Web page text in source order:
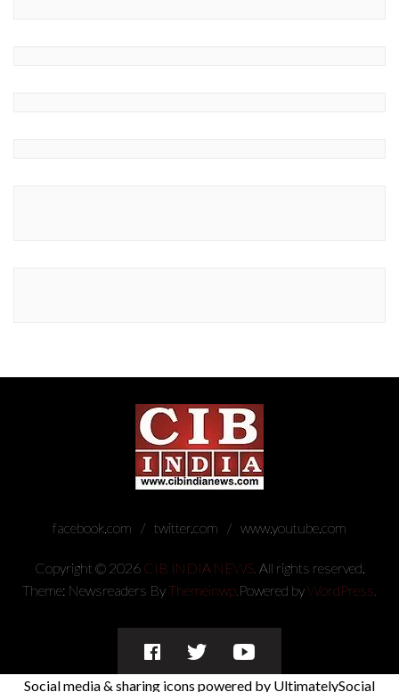
facebook.com twitter.com www.youtube.com
Copyright © 2026 CIB INDIA NEWS. All rights reserved.
Theme: Newsreaders ByThemeinwp. Powered byWordPress.
facebook.comtwitter.comwww.youtube.com
Social media & sharing icons powered by UltimatelySocial